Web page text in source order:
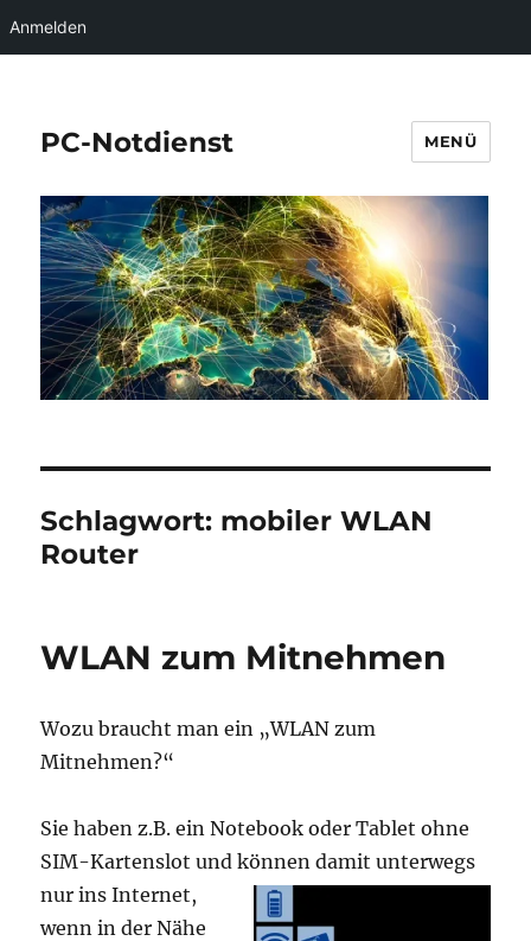
Anmelden
PC-Notdienst MENÜ
Schlagwort: mobiler WLAN
Router
WLAN zum Mitnehmen
Wozu braucht man ein „WLAN zum
Mitnehmen?“
Sie haben z.B. ein Notebook oder Tablet ohne
SIM-Kartenslot und können damit unterwegs
nur ins Internet,
wenn in der Nähe